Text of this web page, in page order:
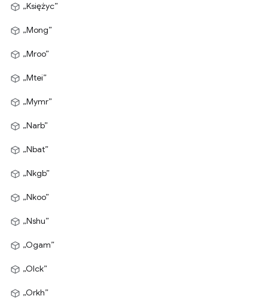
„Księżyc”
„Mong”
„Mroo”
„Mtei”
„Mymr”
„Narb”
„Nbat”
„Nkgb”
„Nkoo”
„Nshu”
„Ogam”
„Olck”
„Orkh”